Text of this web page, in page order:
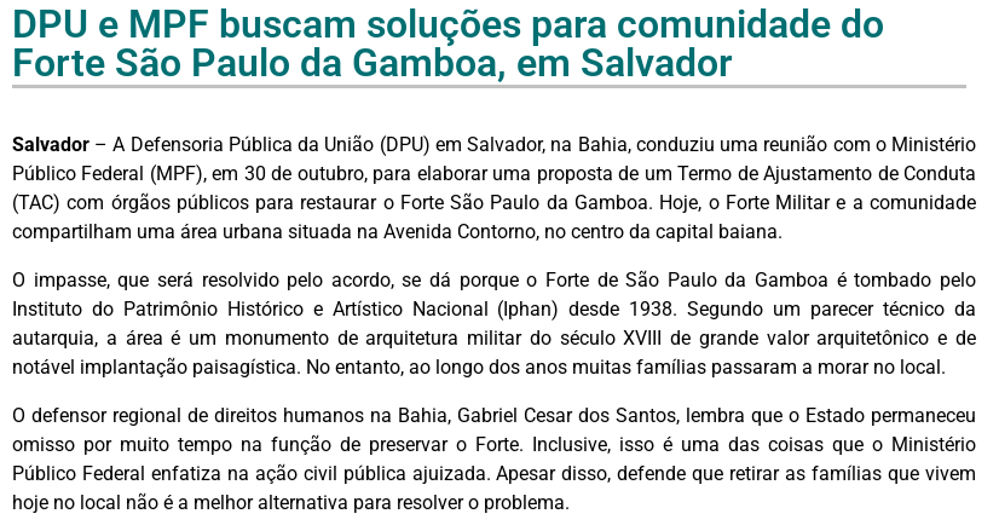
DPU e MPF buscam soluções para comunidade do
Forte São Paulo da Gamboa, em Salvador
Salvador – A Defensoria Pública da União (DPU) em Salvador, na Bahia, conduziu uma reunião com o Ministério
Público Federal (MPF), em 30 de outubro, para elaborar uma proposta de um Termo de Ajustamento de Conduta
(TAC) com órgãos públicos para restaurar o Forte São Paulo da Gamboa. Hoje, o Forte Militar e a comunidade
compartilham uma área urbana situada na Avenida Contorno, no centro da capital baiana.
O impasse, que será resolvido pelo acordo, se dá porque o Forte de São Paulo da Gamboa é tombado pelo
Instituto do Patrimônio Histórico e Artístico Nacional (Iphan) desde 1938. Segundo um parecer técnico da
autarquia, a área é um monumento de arquitetura militar do século XVIII de grande valor arquitetônico e de
notável implantação paisagística. No entanto, ao longo dos anos muitas famílias passaram a morar no local.
O defensor regional de direitos humanos na Bahia, Gabriel Cesar dos Santos, lembra que o Estado permaneceu
omisso por muito tempo na função de preservar o Forte. Inclusive, isso é uma das coisas que o Ministério
Público Federal enfatiza na ação civil pública ajuizada. Apesar disso, defende que retirar as famílias que vivem
hoje no local não é a melhor alternativa para resolver o problema.